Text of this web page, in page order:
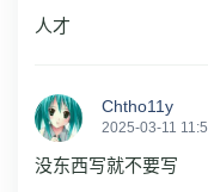
人才
Chtho11y
2025-03-11
没东西写就不要写